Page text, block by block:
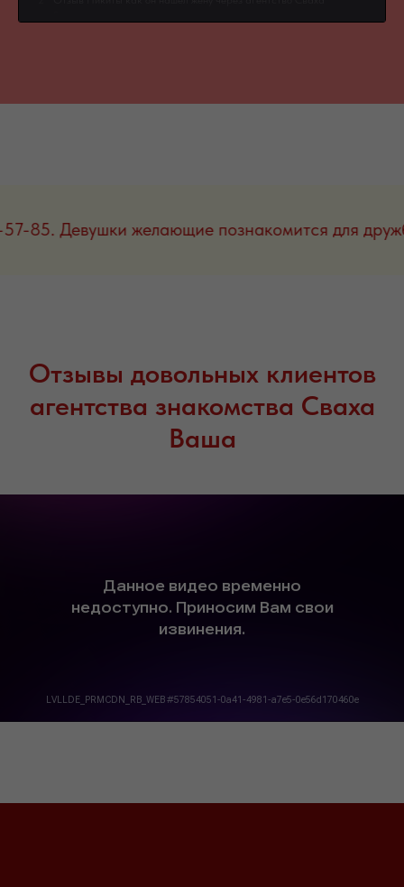
сегодня! 8-967-861-57-85. Девушки
Отзывы довольных клиентов
агентства знакомства Сваха
Ваша